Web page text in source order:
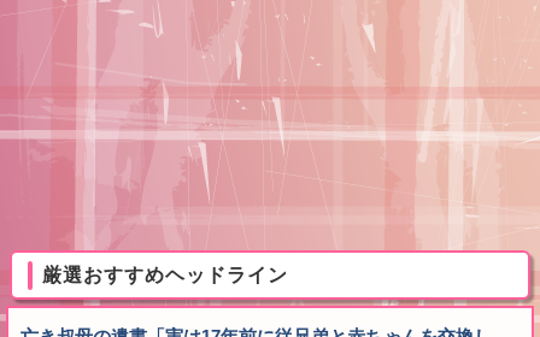
厳選おすすめヘッドライン